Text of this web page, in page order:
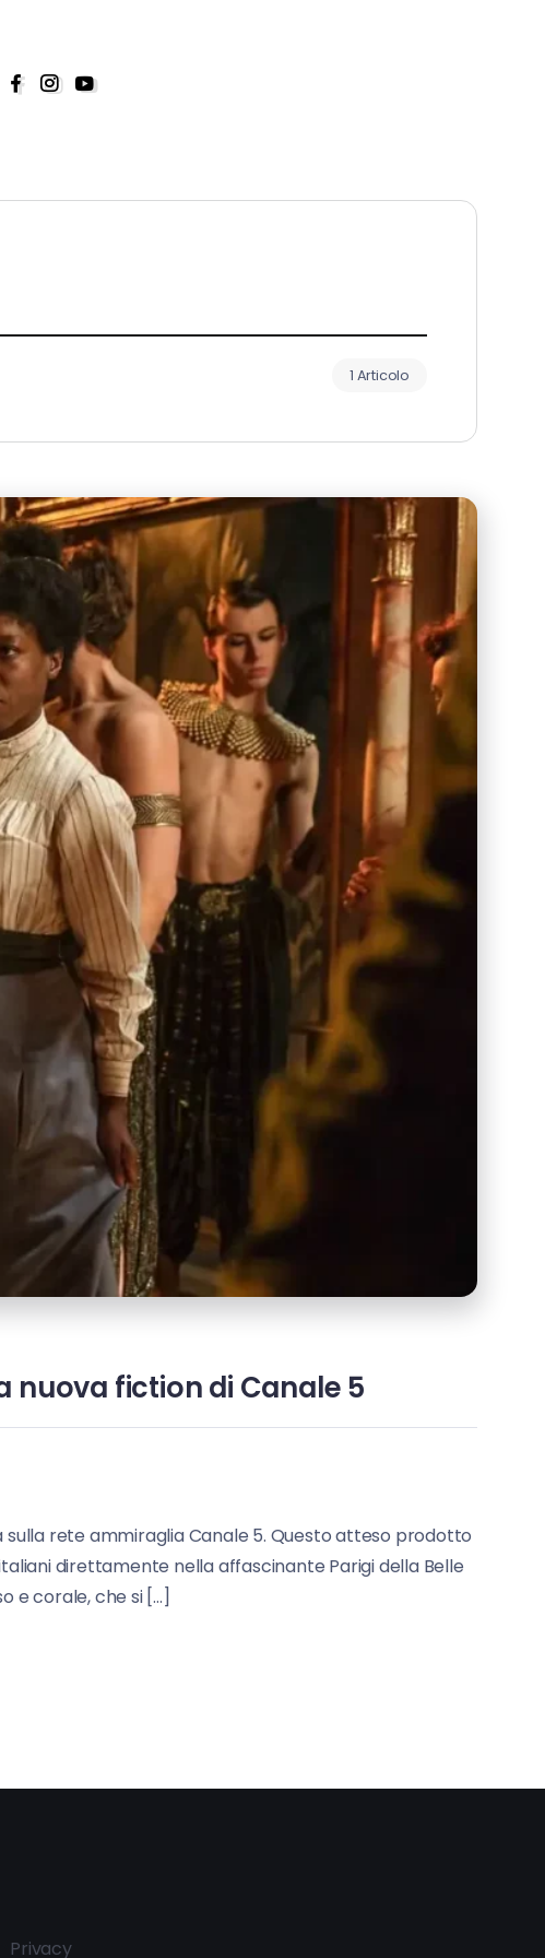
1 Articolo
fiction di Canale 5
rete ammiraglia Canale 5. Questo atteso prodotto
direttamente nella affascinante Parigi della Belle
e corale, che si […]
Privacy